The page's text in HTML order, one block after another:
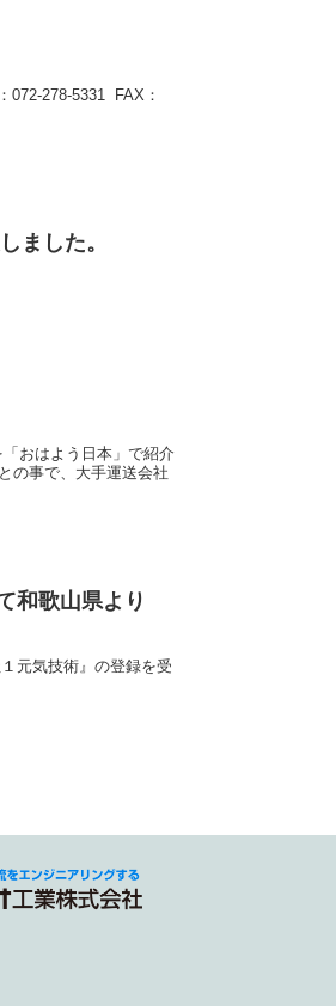
072-278-5331 FAX：
ました。
おはよう日本」で紹介
の事で、大手運送会社
和歌山県より
元気技術』の登録を受